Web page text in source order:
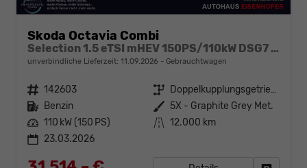
Skoda Octavia Combi
Selection 1.5 eTSI mHEV 150PS/110kW DSG7 2026 +AHK+SUNSET+3-ZONE+RFK+KESSY+EL.HECK+BHZ. LENKRAD
unverbindliche Lieferzeit: 11.09.2026 Gebrauchtwagen
Fahrzeugnr. 142603 Getriebe
Doppelkupplungsgetriebe (DSG)
Kraftstoff Benzin Außenfarbe 5X - Graphite Grey Met.
Leistung 110 kW (150 PS) Kilometerstand 12.000 km
23.03.2026